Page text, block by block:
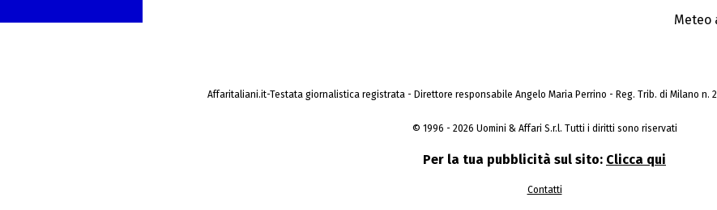
Meteo
Affaritaliani.it-Testata giornalistica registrata - Direttore responsabile Angelo Maria Perrino - Reg. Trib. di Milano n.
© 1996 - 2026 Uomini & Affari S.r.l. Tutti i diritti sono riservati
Per la tua pubblicità sul sito: Clicca qui
Contatti